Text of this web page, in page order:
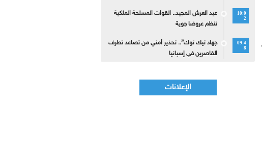
10:0
2
عيد العرش المجيد.. القوات المسلحة الملكية
تنظم عروضا جوية
09:4
8
جهاد تيك توك”.. تحذير أمني من تصاعد تطرف
القاصرين في إسبانيا
الإعلانات